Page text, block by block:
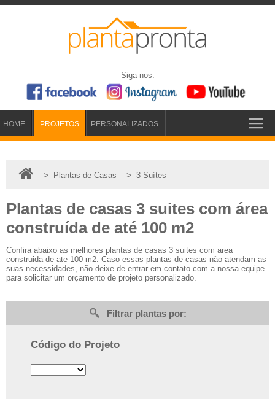
Siga-nos:
HOME PROJETOS PERSONALIZADOS
> Plantas de Casas > 3 Suítes
Plantas de casas 3 suites com área
construída de até 100 m2
Confira abaixo as melhores plantas de casas 3 suites com area
construida de ate 100 m2. Caso essas plantas de casas não atendam as
suas necessidades, não deixe de entrar em contato com a nossa equipe
para solicitar um orçamento de projeto personalizado.
Filtrar plantas por:
Código do Projeto